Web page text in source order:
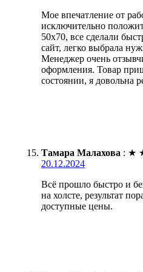
Мое впечатление от
исключительно
50х70, все сделали
сайт, легко выбрала
Менеджер очень
оформления. Товар
состоянии, я довольна
Тамара Малахова : ★
20.12.2024
Всё прошло быстро и
на холсте, результат
доступные цены.